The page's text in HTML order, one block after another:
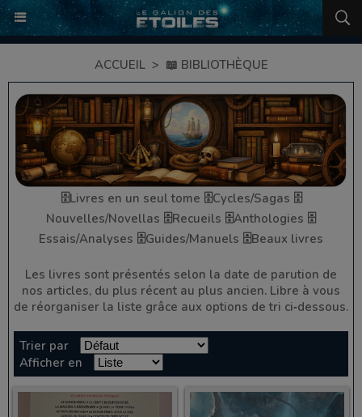
ACCUEIL > 📖 BIBLIOTHÈQUE
🗄️Livres en un seul tome 🗄️Cycles/Sagas 🗄️
Nouvelles/Novellas 🗄️Recueils 🗄️Anthologies 🗄️
Essais/Analyses 🗄️Guides/Manuels 🗄️Beaux livres
Les livres sont présentés selon la date de parution de
nos articles, du plus récent au plus ancien. Libre à vous
de réorganiser la liste grâce aux options de tri ci‑dessous.
Trier par
Afficher en